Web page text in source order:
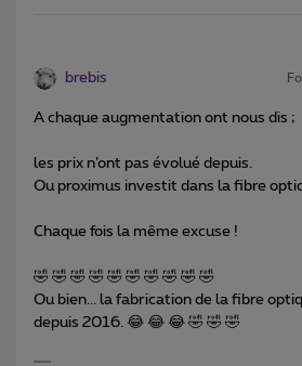
brebis
A chaque augmentation ont nous dis ;
les prix n’ont pas évolué depuis.
Ou proximus investit dans la fibre
Chaque fois la même excuse !
🤣 🤣 🤣 🤣 🤣 🤣 🤣 🤣 🤣 🤣
Ou bien... la fabrication de la fibre
depuis 2016. 😂 😂 😂 🤣 🤣 🤣